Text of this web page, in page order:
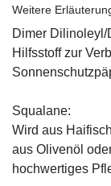
Weitere
Dimer Dilinoleyl/
Hilfsstoff zur
Squalane:
Wird aus
aus Olivenöl
hochwertiges